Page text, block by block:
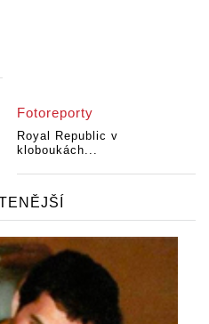
Fotoreporty
Royal Republic v
kloboukách...